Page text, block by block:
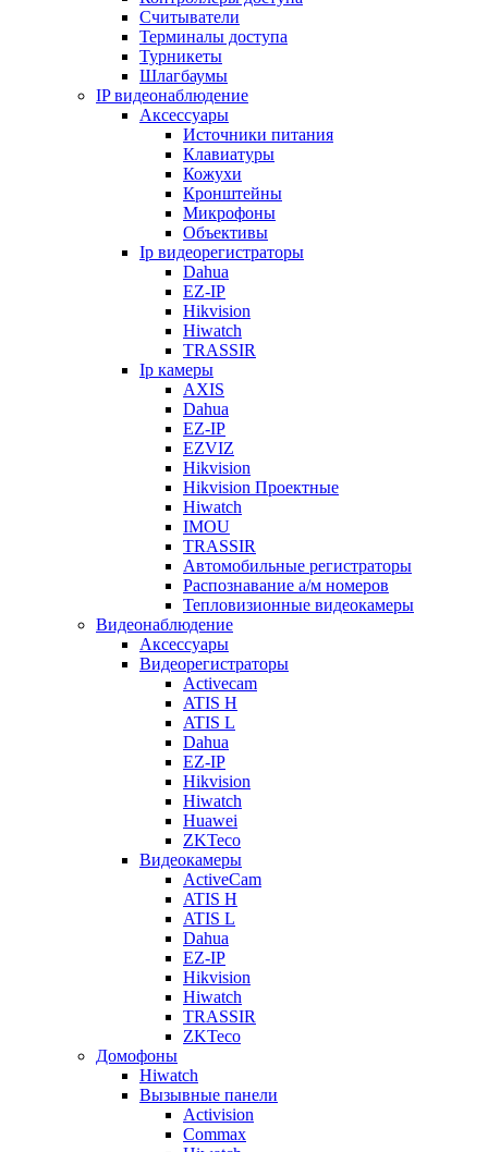
Считыватели
Терминалы доступа
Турникеты
Шлагбаумы
IP видеонаблюдение
Аксессуары
Источники питания
Клавиатуры
Кожухи
Кронштейны
Микрофоны
Объективы
Ip видеорегистраторы
Dahua
EZ-IP
Hikvision
Hiwatch
TRASSIR
Ip камеры
AXIS
Dahua
EZ-IP
EZVIZ
Hikvision
Hikvision Проектные
Hiwatch
IMOU
TRASSIR
Автомобильные регистраторы
Распознавание а/м номеров
Тепловизионные видеокамеры
Видеонаблюдение
Аксессуары
Видеорегистраторы
Activecam
ATIS H
ATIS L
Dahua
EZ-IP
Hikvision
Hiwatch
Huawei
ZKTeco
Видеокамеры
ActiveCam
ATIS H
ATIS L
Dahua
EZ-IP
Hikvision
Hiwatch
TRASSIR
ZKTeco
Домофоны
Hiwatch
Вызывные панели
Activision
Commax